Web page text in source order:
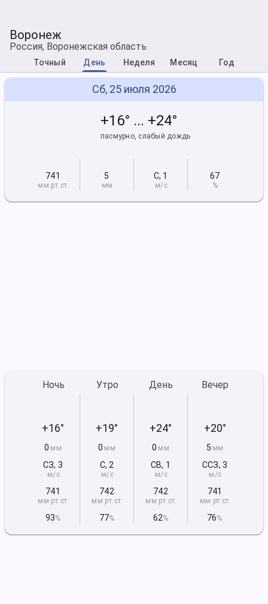
Воронеж
Россия, Воронежская область
Точный День Неделя Месяц Год
Сб, 25 июля 2026
+16° ... +24°
пасмурно, слабый дождь
741
мм рт.ст.
5
мм
С, 1
м/с
67
%
Ночь
+16°
0 мм
СЗ, 3
м/с
741
мм рт.ст.
93%
Утро
+19°
0 мм
С, 2
м/с
742
мм рт.ст.
77%
День
+24°
0 мм
СВ, 1
м/с
742
мм рт.ст.
62%
Вечер
+20°
5 мм
ССЗ, 3
м/с
741
мм рт.ст.
76%